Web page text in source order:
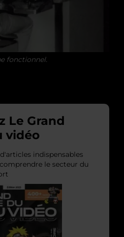
fonctionnel.
Le Grand
vidéo
d'articles indispensables
le secteur du